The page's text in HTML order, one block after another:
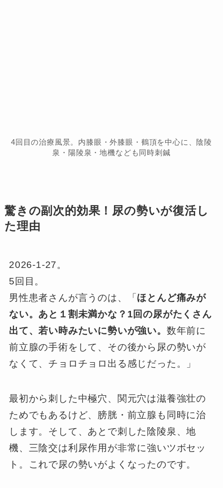
4回目の治療風景。内膝眼・外膝眼・鶴頂を中心に、陰陵
泉・陽陵泉・地機なども同時刺鍼
驚きの副次的効果！尿の勢いが復活し
た理由
2026-1-27。
5回目。
男性患者さんが言うのは、「ほとんど痛みが
ない。あと１割未満かな？1回の尿がたくさん
出て、若い時みたいに勢いが強い。 数年前に
前立腺の手術をして、その後から尿の勢いが
なくて、チョロチョロ出る感じだった。」
最初から刺した中極穴、関元穴は滋養強壮の
ためでもあるけど、膀胱・前立腺も同時に治
します。そして、あとで刺した陰陵泉、地
機、三陰交は利尿作用が非常に強いツボセッ
ト。これで尿の勢いがよくなったのです。